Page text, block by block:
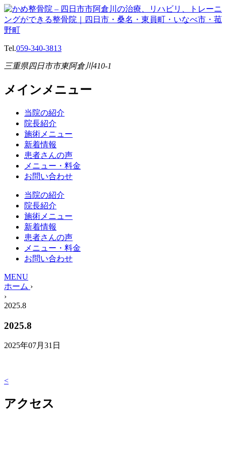
Tel.059-340-3813
三重県四日市市東阿倉川410-1
メインメニュー
当院の紹介
院長紹介
施術メニュー
新着情報
患者さんの声
メニュー・料金
お問い合わせ
当院の紹介
院長紹介
施術メニュー
新着情報
患者さんの声
メニュー・料金
お問い合わせ
MENU
ホーム ›
›
2025.8
2025.8
2025年07月31日
<
アクセス